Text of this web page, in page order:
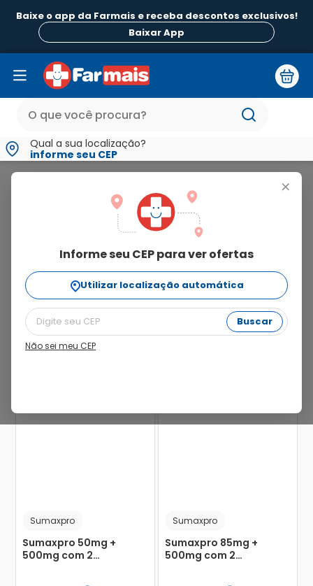
Baixe o app da Farmais e receba descontos exclusivos!
Baixar App
Qual a sua localização?
informe seu CEP
+
Informe seu CEP para ver ofertas
Utilizar localização automática
Buscar
Não sei meu CEP
Ordenar Por
relevância
Sumaxpro
Sumaxpro 50mg +
500mg com 2
Sumaxpro
Sumaxpro 85mg +
500mg com 2